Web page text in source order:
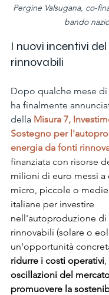
Pergine Valsugana, co-
bando
I nuovi incentivi
rinnovabili
Dopo qualche mese di
ha finalmente
della Misura 7,
Sostegno per
energia da fonti
finanziata con risorse
milioni di euro messi
micro, piccole o
italiane per investire
nell'autoproduzione di
rinnovabili (solare o
un'opportunità
ridurre i costi operativi,
oscillazioni del
promuovere la